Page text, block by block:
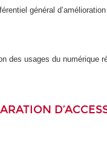
général
des usages du numérique